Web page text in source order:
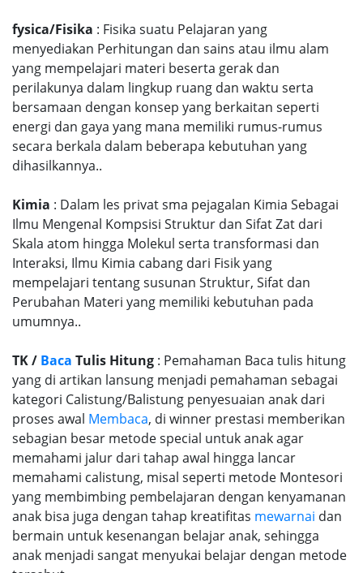
fysica/Fisika : Fisika suatu Pelajaran yang
menyediakan Perhitungan dan sains atau ilmu alam
yang mempelajari materi beserta gerak dan
perilakunya dalam lingkup ruang dan waktu serta
bersamaan dengan konsep yang berkaitan seperti
energi dan gaya yang mana memiliki rumus-rumus
secara berkala dalam beberapa kebutuhan yang
dihasilkannya..
Kimia : Dalam les privat sma pejagalan Kimia Sebagai
Ilmu Mengenal Kompsisi Struktur dan Sifat Zat dari
Skala atom hingga Molekul serta transformasi dan
Interaksi, Ilmu Kimia cabang dari Fisik yang
mempelajari tentang susunan Struktur, Sifat dan
Perubahan Materi yang memiliki kebutuhan pada
umumnya..
TK / Baca Tulis Hitung : Pemahaman Baca tulis hitung
yang di artikan lansung menjadi pemahaman sebagai
kategori Calistung/Balistung penyesuaian anak dari
proses awal Membaca, di winner prestasi memberikan
sebagian besar metode special untuk anak agar
memahami jalur dari tahap awal hingga lancar
memahami calistung, misal seperti metode Montesori
yang membimbing pembelajaran dengan kenyamanan
anak bisa juga dengan tahap kreatifitas mewarnai dan
bermain untuk kesenangan belajar anak, sehingga
anak menjadi sangat menyukai belajar dengan metode